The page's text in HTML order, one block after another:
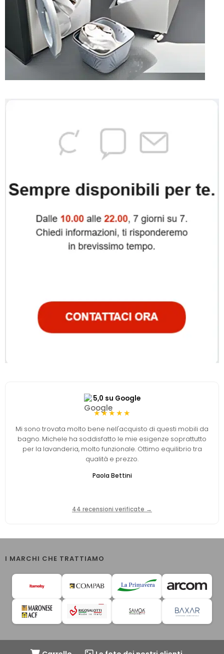
5,0 su Google
★★★★★
Mi sono trovata molto bene nell'acquisto di questi mobili da
bagno. Michele ha soddisfatto le mie esigenze soprattutto
per la lavanderia, molto funzionale. Ottimo equilibrio tra
qualità e prezzo.
Paola Bettini
44 recensioni verificate →
I MARCHI CHE TRATTIAMO